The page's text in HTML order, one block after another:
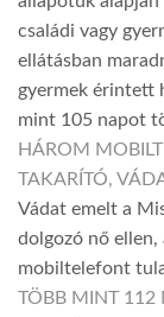
családi vagy
ellátásban
gyermek érintett
mint 105 napot
HÁROM
TAKARÍTÓ,
Vádat emelt a
dolgozó nő ellen,
mobiltelefont
TÖBB MINT 112